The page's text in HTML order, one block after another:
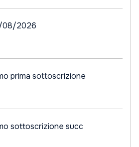
08/2026
prima sottoscrizione
sottoscrizione succ